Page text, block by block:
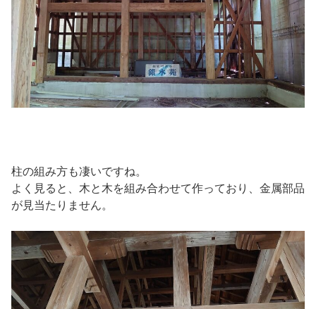
柱の組み方も凄いですね。
よく見ると、木と木を組み合わせて作っており、金属部品
が見当たりません。